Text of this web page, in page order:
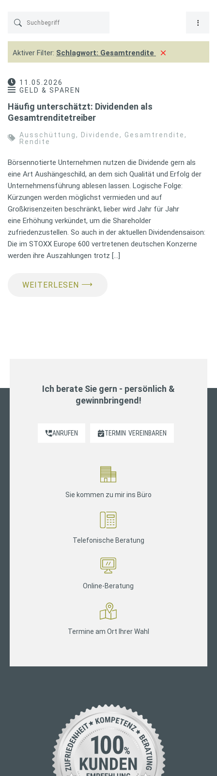
Aktiver Filter: Schlagwort: Gesamtrendite
11.05.2026
GELD & SPAREN
Häufig unterschätzt: Dividenden als
Gesamtrenditetreiber
Ausschüttung , Dividende , Gesamtrendite ,
Rendite
Börsennotierte Unternehmen nutzen die Dividende gern als
eine Art Aushängeschild, an dem sich Qualität und Erfolg der
Unternehmensführung ablesen lassen. Logische Folge:
Kürzungen werden möglichst vermieden und auf
Großkrisenzeiten beschränkt, lieber wird Jahr für Jahr
eine Erhöhung verkündet, um die Shareholder
zufriedenzustellen. So auch in der aktuellen Dividendensaison:
Die im STOXX Europe 600 vertretenen deutschen Konzerne
werden ihre Auszahlungen trotz […]
WEITERLESEN ⟶
Ich berate Sie gern - persönlich &
gewinnbringend!
ANRUFEN TERMIN VEREINBAREN
Sie kommen zu mir ins Büro
Telefonische Beratung
Online-Beratung
Termine am Ort Ihrer Wahl